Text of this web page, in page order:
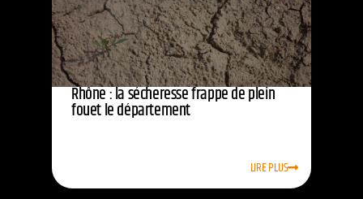
Rhône : la sécheresse frappe de plein
fouet le département
LIRE PLUS